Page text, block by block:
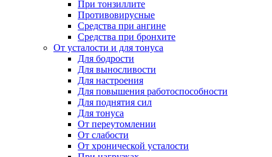
При тонзиллите
Противовирусные
Средства при ангине
Средства при бронхите
От усталости и для тонуса
Для бодрости
Для выносливости
Для настроения
Для повышения работоспособности
Для поднятия сил
Для тонуса
От переутомлении
От слабости
От хронической усталости